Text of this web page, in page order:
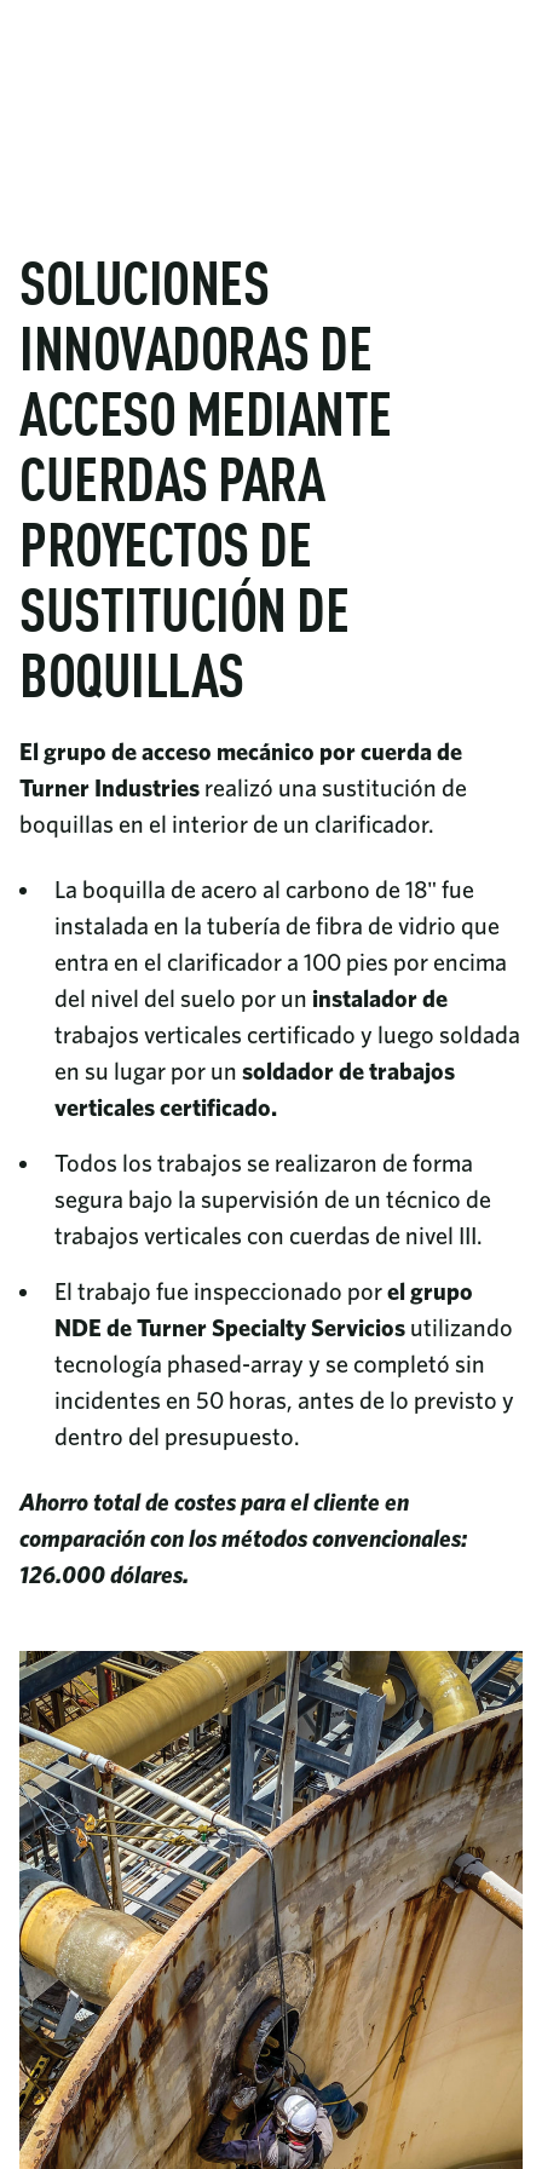
SOLUCIONES
INNOVADORAS DE
ACCESO MEDIANTE
CUERDAS PARA
PROYECTOS DE
SUSTITUCIÓN DE
BOQUILLAS
El grupo de acceso mecánico por cuerda de
Turner Industries realizó una sustitución de
boquillas en el interior de un clarificador.
La boquilla de acero al carbono de 18" fue
instalada en la tubería de fibra de vidrio que
entra en el clarificador a 100 pies por encima
del nivel del suelo por un instalador de
trabajos verticales certificado y luego soldada
en su lugar por un soldador de trabajos
verticales certificado.
Todos los trabajos se realizaron de forma
segura bajo la supervisión de un técnico de
trabajos verticales con cuerdas de nivel III.
El trabajo fue inspeccionado porel grupo
NDE de Turner Specialty Servicios utilizando
tecnología phased-array y se completó sin
incidentes en 50 horas, antes de lo previsto y
dentro del presupuesto.
Ahorro total de costes para el cliente en
comparación con los métodos convencionales:
126.000 dólares.